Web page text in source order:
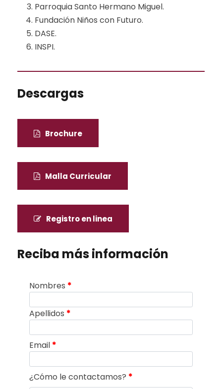
Parroquia Santo Hermano Miguel.
Fundación Niños con Futuro.
DASE.
INSPI.
Descargas
Brochure
Malla Curricular
Registro en linea
Reciba más información